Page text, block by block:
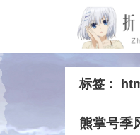
标签：
熊掌号季